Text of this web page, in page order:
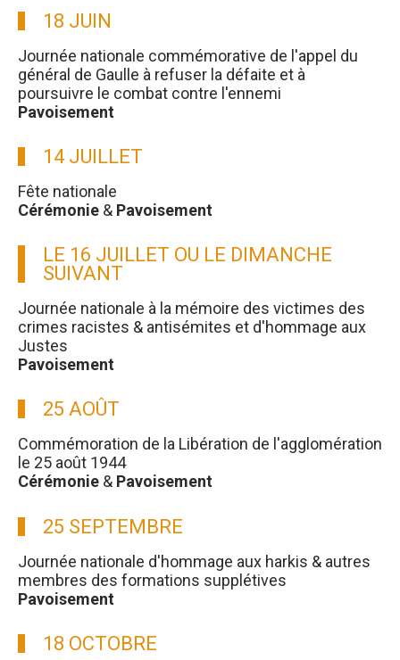
18 JUIN
Journée nationale commémorative de l'appel du
général de Gaulle à refuser la défaite et à
poursuivre le combat contre l'ennemi
Pavoisement
14 JUILLET
Fête nationale
Cérémonie & Pavoisement
LE 16 JUILLET OU LE DIMANCHE
SUIVANT
Journée nationale à la mémoire des victimes des
crimes racistes & antisémites et d'hommage aux
Justes
Pavoisement
25 AOÛT
Commémoration de la Libération de l'agglomération
le 25 août 1944
Cérémonie & Pavoisement
25 SEPTEMBRE
Journée nationale d'hommage aux harkis & autres
membres des formations supplétives
Pavoisement
18 OCTOBRE